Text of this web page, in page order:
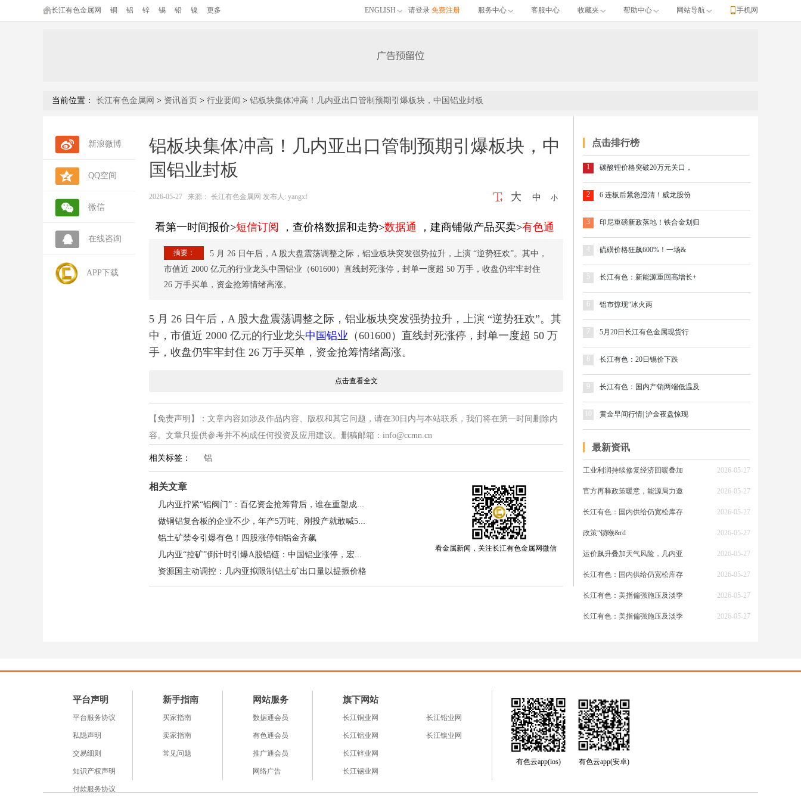
长江有色金属网 铜 铝 锌 锡 铅 镍 更多 ENGLISH 请登录 免费注册 服务中心 客服中心 收藏夹 帮助中心 网站导航 手机网
当前位置： 长江有色金属网 > 资讯首页 > 行业要闻 > 铝板块集体冲高！几内亚出口管制预期引爆板块，中国铝业封板
新浪微博
QQ空间
微信
在线咨询
APP下载
铝板块集体冲高！几内亚出口管制预期引爆板块，中
国铝业封板
2026-05-27 来源： 长江有色金属网 发布人: yangxf 大 中 小
看第一时间报价>短信订阅 ，查价格数据和走势>数据通 ，建商铺做产品买卖>有色通
摘要：
5 月 26 日午后，A 股大盘震荡调整之际，铝业板块突发强势拉升，上演 “逆势狂欢”。其中，
市值近 2000 亿元的行业龙头中国铝业（601600）直线封死涨停，封单一度超 50 万手，收盘仍牢牢封住
26 万手买单，资金抢筹情绪高涨。
5 月 26 日午后，A 股大盘震荡调整之际，铝业板块突发强势拉升，上演 “逆势狂欢”。其
中，市值近 2000 亿元的行业龙头中国铝业 （601600）直线封死涨停，封单一度超 50 万
手，收盘仍牢牢封住 26 万手买单，资金抢筹情绪高涨。
涨超 7%；中孚实业、神火股份等亦大涨超 6%。港股市场同样联动走强，南山铝业国际
暴涨近 15%，中国铝业涨幅约 9%，铝板块成为当日市场最亮眼主线。
此次铝业股集体爆发，核心导火索为几内亚拟于 6 月实施铝土矿出口管制的重磅消息。
进口的核心来源（占中国进口量 74%）。据几内亚矿业部长表态，此次管制旨在通过控
制出口量，扭转铝土矿价格低迷格局，市场预期其年出口量或从 2025 年的 1.83 亿吨降
至 1.5 亿吨，降幅达 18%，直接引发全球铝土矿供应收紧预期。消息一出，上期所氧化
铝期货价格日内飙升逾 5%，产业链涨价预期快速发酵。
实体企业淡定回应，与资本市场激进反应形成鲜明反差。本质上，资金此番炒作并非基
直接重塑全球铝土矿供应格局，推高矿价与氧化铝成本，进而传导至电解铝端，拥有高
自给率、稳定资源渠道的铝企将显著受益，这成为资金布局板块的核心逻辑。
短期来看，几内亚政策落地细节、国内铝企原料库存及后续发运节奏，将成为影响板块
走势的关键变量。铝业板块的强势行情，本质是资源稀缺性预期驱动下的估值重估，后
续需警惕预期兑现不及预期带来的波动风险。
点击查看全文
【免责声明】：文章内容如涉及作品内容、版权和其它问题，请在30日内与本站联系，我们将在第一时间删除内
容。文章只提供参考并不构成任何投资及应用建议。删稿邮箱：info@ccmn.cn
相关标签： 铝
相关文章
几内亚拧紧“铝阀门”：百亿资金抢筹背后，谁在重塑成本底线？
做铜铝复合板的企业不少，年产5万吨、刚投产就敢喊5.2亿产值的有几家？
铝土矿禁令引爆有色！四股涨停钼铝金齐飙
几内亚“控矿”倒计时引爆A股铝链：中国铝业涨停，宏桥凭“矿权”构筑成本护城河
资源国主动调控：几内亚拟限制铝土矿出口量以提振价格
看金属新闻，关注长江有色金属网微信
点击排行榜
1 碳酸锂价格突破20万元关口，
2 6 连板后紧急澄清！威龙股份
3 印尼重磅新政落地！铁合金划归
4 硫磺价格狂飙600%！一场&
5 长江有色：新能源重回高增长+
铝市惊现“冰火两
7 5月20日长江有色金属现货行
长江有色：20日锡价下跌
长江有色：国内产销两端低温及
黄金早间行情| 沪金夜盘惊现
最新资讯
工业利润持续修复经济回暖叠加 2026-05-27
官方再释政策暖意，能源局力邀 2026-05-27
长江有色：国内供给仍宽松库存 2026-05-27
政策“锁喉&rd 2026-05-27
运价飙升叠加天气风险，几内亚 2026-05-27
长江有色：国内供给仍宽松库存 2026-05-27
长江有色：美指偏强施压及淡季 2026-05-27
长江有色：美指偏强施压及淡季 2026-05-27
平台声明
平台服务协议
私隐声明
交易细则
知识产权声明
付款服务协议
新手指南
买家指南
卖家指南
常见问题
网站服务
数据通会员
有色通会员
推广通会员
网络广告
旗下网站
长江铜业网
长江铝业网
长江锌业网
长江锡业网
长江铅业网
长江镍业网
有色云app(ios) 有色云app(安卓)